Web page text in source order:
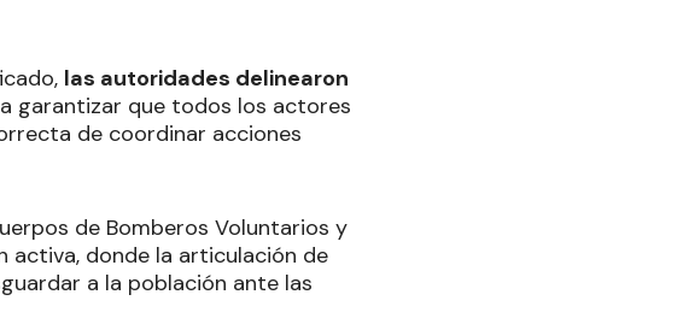
las autoridades delinearon
garantizar que todos los actores
de coordinar acciones
de Bomberos Voluntarios y
activa, donde la articulación de
a la población ante las